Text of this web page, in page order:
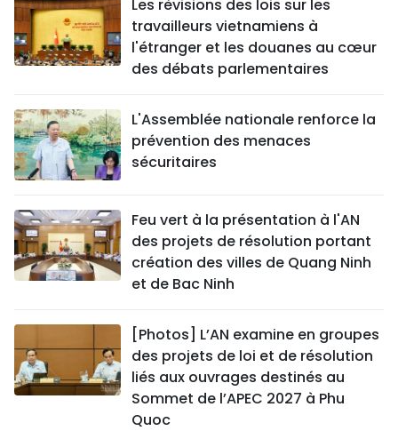
Les révisions des lois sur les
travailleurs vietnamiens à
l'étranger et les douanes au cœur
des débats parlementaires
L'Assemblée nationale renforce la
prévention des menaces
sécuritaires
Feu vert à la présentation à l'AN
des projets de résolution portant
création des villes de Quang Ninh
et de Bac Ninh
[Photos] L’AN examine en groupes
des projets de loi et de résolution
liés aux ouvrages destinés au
Sommet de l’APEC 2027 à Phu
Quoc